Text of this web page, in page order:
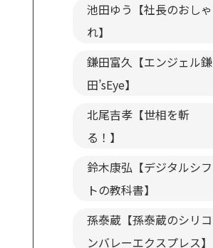
池田ゆう【社長のおしゃ
れ】
鎌田富久【エンジェル鎌
田’sEye】
北尾吉孝【世相を斬
る！】
鈴木康弘【デジタルシフ
トの教科書】
孫泰蔵【孫泰蔵のシリコ
ンバレーエクスプレス】